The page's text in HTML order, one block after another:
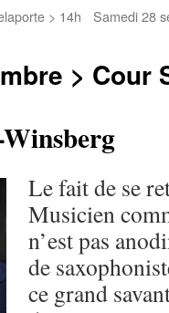
> 14h
Samedi 28
> Cour
Le fait de se
Musicien
n’est pas
de
ce grand